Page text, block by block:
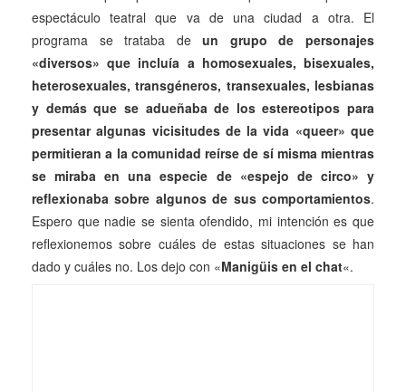
espectáculo teatral que va de una ciudad a otra. El
programa se trataba deun grupo de personajes
«diversos» que incluía a homosexuales, bisexuales,
heterosexuales, transgéneros, transexuales, lesbianas
y demás que se adueñaba de los estereotipos para
presentar algunas vicisitudes de la vida «queer» que
permitieran a la comunidad reírse de sí misma mientras
se miraba en una especie de «espejo de circo» y
reflexionaba sobre algunos de sus comportamientos.
Espero que nadie se sienta ofendido, mi intención es que
reflexionemos sobre cuáles de estas situaciones se han
dado y cuáles no. Los dejo con «Manigüis en el chat«.